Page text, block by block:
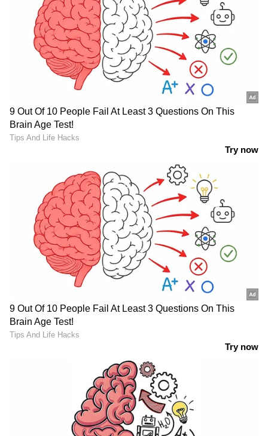
ALSO READ : സീസണ്‍ 5 ലെ ആദ്യ
ക്യാപ്റ്റന്‍സി മത്സരത്തിലേക്ക് ഈ രണ്ട്
മത്സരാര്‍ഥികള്‍; പ്രഖ്യാപിച്ച് ബിഗ് ബോസ്
LATEST VIDEOS
ഒഴിയാതെ കുട്ടനാട്ടുകാര്‍; വെള്ളം
ഇറങ്ങാൻ ഇനിയും സമയമെടുക്കും
News@1PM | ഒരുമണി വാർത്ത
വിശദമായി | 08 August 2026